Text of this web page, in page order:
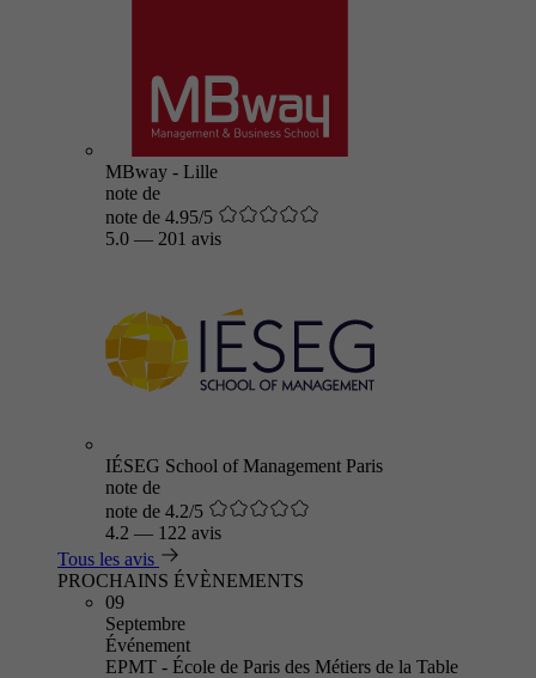
MBway - Lille
note de
note de 4.95/5
5.0 — 201 avis
IÉSEG School of Management Paris
note de
note de 4.2/5
4.2 — 122 avis
Tous les avis
PROCHAINS ÉVÈNEMENTS
09
Septembre
Événement
EPMT - École de Paris des Métiers de la Table